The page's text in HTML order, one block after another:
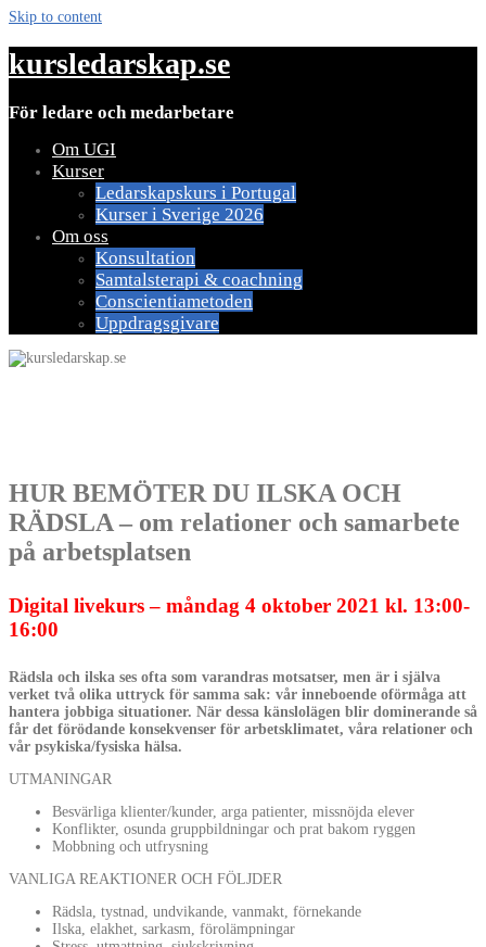
Skip to content
kursledarskap.se
För ledare och medarbetare
Om UGI
Kurser
Ledarskapskurs i Portugal
Kurser i Sverige 2026
Om oss
Konsultation
Samtalsterapi & coachning
Conscientiametoden
Uppdragsgivare
HUR BEMÖTER DU ILSKA OCH
RÄDSLA – om relationer och samarbete
på arbetsplatsen
Digital livekurs – måndag 4 oktober 2021 kl. 13:00-
16:00
Rädsla och ilska ses ofta som varandras motsatser, men är i själva
verket två olika uttryck för samma sak: vår inneboende oförmåga att
hantera jobbiga situationer. När dessa känslolägen blir dominerande så
får det förödande konsekvenser för arbetsklimatet, våra relationer och
vår psykiska/fysiska hälsa.
UTMANINGAR
Besvärliga klienter/kunder, arga patienter, missnöjda elever
Konflikter, osunda gruppbildningar och prat bakom ryggen
Mobbning och utfrysning
VANLIGA REAKTIONER OCH FÖLJDER
Rädsla, tystnad, undvikande, vanmakt, förnekande
Ilska, elakhet, sarkasm, förolämpningar